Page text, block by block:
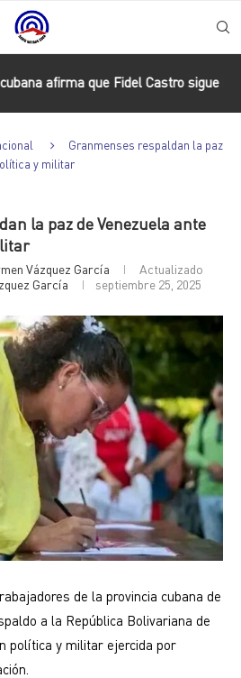
que Fidel Castro sigue iluminando el
Granmenses respaldan la paz
y militar
la paz de Venezuela ante
Vázquez García
Actualizado
García septiembre 25, 2025
de la provincia cubana de
a la República Bolivariana de
política y militar ejercida por